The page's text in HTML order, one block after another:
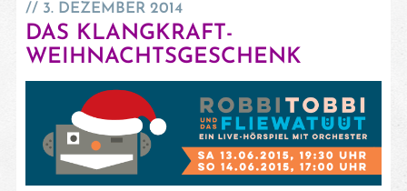
3. DEZEMBER 2014
DAS KLANGKRAFT-
WEIHNACHTSGESCHENK